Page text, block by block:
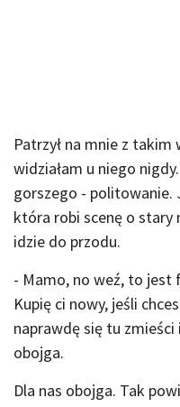
Patrzył na mnie z
widziałam u niego
gorszego - politowanie.
która robi scenę o stary
idzie do przodu.
- Mamo, no weź, to jest
Kupię ci nowy, jeśli
naprawdę się tu
obojga.
Dla nas obojga. Tak